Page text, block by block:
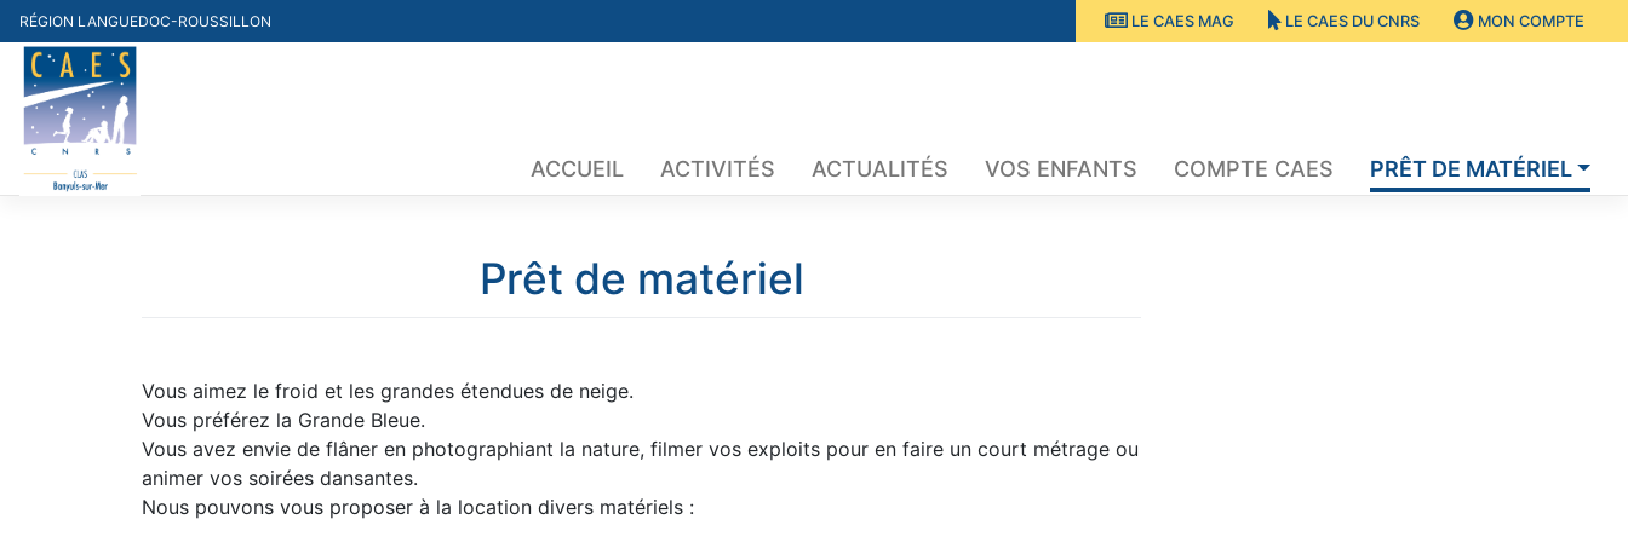
Skip
to
content
RÉGION LANGUEDOC-ROUSSILLON LE CAES MAG LE CAES DU CNRS MON COMPTE
ACCUEIL ACTIVITÉS ACTUALITÉS VOS ENFANTS COMPTE CAES PRÊT DE MATÉRIEL
Prêt de matériel
Vous aimez le froid et les grandes étendues de neige.
Vous préférez la Grande Bleue.
Vous avez envie de flâner en photographiant la nature, filmer vos exploits pour en faire un court métrage ou
animer vos soirées dansantes.
Nous pouvons vous proposer à la location divers matériels :